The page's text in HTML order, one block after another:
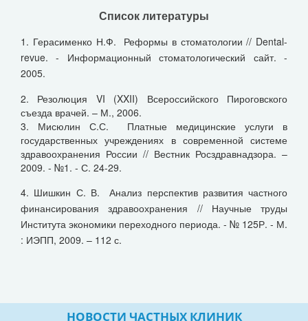
Список литературы
1. Герасименко Н.Ф. Реформы в стоматологии // Dental-
revue. - Информационный стоматологический сайт. -
2005.
2. Резолюция VI (XXII) Всероссийского Пироговского
съезда врачей. – М., 2006.
3. Мисюлин С.С. Платные медицинские услуги в
государственных учреждениях в современной системе
здравоохранения России // Вестник Росздравнадзора. –
2009. - №1. - С. 24-29.
4. Шишкин С. В. Анализ перспектив развития частного
финансирования здравоохранения // Научные труды
Института экономики переходного периода. - № 125Р. - М.
: ИЭПП, 2009. – 112 с.
НОВОСТИ ЧАСТНЫХ КЛИНИК